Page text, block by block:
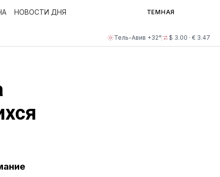
Тель-Авив +32° $ 3.00 · € 3.47
НОВОСТИ ДНЯ ТЕМНАЯ